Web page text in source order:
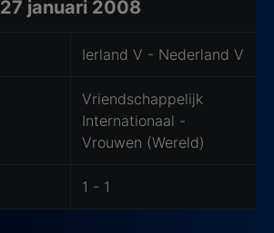
27 januari 2008
Ierland V - Nederland V
Vriendschappelijk
Internationaal -
Vrouwen (Wereld)
1 - 1